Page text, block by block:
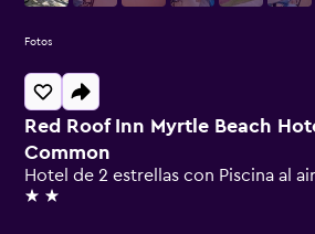
Red Roof Inn Myrtle Beach
Common
Hotel de 2 estrellas con Piscina al
2 estrellas
Fotos